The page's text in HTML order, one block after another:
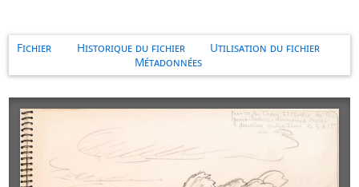
Fichier Historique du fichier
Utilisation du fichier
Métadonnées